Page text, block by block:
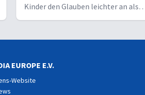
Kinder den Glauben leichter an als
Erwachsene?
EUROPE E.V.
Website